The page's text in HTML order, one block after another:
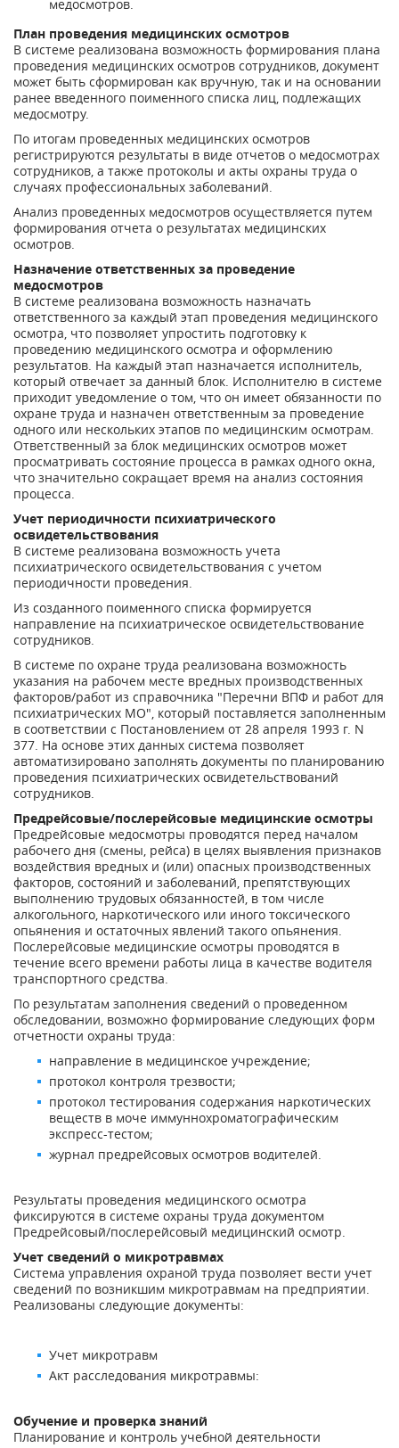
медосмотров.
План проведения медицинских осмотров
В системе реализована возможность формирования плана
проведения медицинских осмотров сотрудников, документ
может быть сформирован как вручную, так и на основании
ранее введенного поименного списка лиц, подлежащих
медосмотру.
По итогам проведенных медицинских осмотров
регистрируются результаты в виде отчетов о медосмотрах
сотрудников, а также протоколы и акты охраны труда о
случаях профессиональных заболеваний.
Анализ проведенных медосмотров осуществляется путем
формирования отчета о результатах медицинских
осмотров.
Назначение ответственных за проведение
медосмотров
В системе реализована возможность назначать
ответственного за каждый этап проведения медицинского
осмотра, что позволяет упростить подготовку к
проведению медицинского осмотра и оформлению
результатов. На каждый этап назначается исполнитель,
который отвечает за данный блок. Исполнителю в системе
приходит уведомление о том, что он имеет обязанности по
охране труда и назначен ответственным за проведение
одного или нескольких этапов по медицинским осмотрам.
Ответственный за блок медицинских осмотров может
просматривать состояние процесса в рамках одного окна,
что значительно сокращает время на анализ состояния
процесса.
Учет периодичности психиатрического
освидетельствования
В системе реализована возможность учета
психиатрического освидетельствования с учетом
периодичности проведения.
Из созданного поименного списка формируется
направление на психиатрическое освидетельствование
сотрудников.
В системе по охране труда реализована возможность
указания на рабочем месте вредных производственных
факторов/работ из справочника "Перечни ВПФ и работ для
психиатрических МО", который поставляется заполненным
в соответствии с Постановлением от 28 апреля 1993 г. N
377. На основе этих данных система позволяет
автоматизировано заполнять документы по планированию
проведения психиатрических освидетельствований
сотрудников.
Предрейсовые/послерейсовые медицинские осмотры
Предрейсовые медосмотры проводятся перед началом
рабочего дня (смены, рейса) в целях выявления признаков
воздействия вредных и (или) опасных производственных
факторов, состояний и заболеваний, препятствующих
выполнению трудовых обязанностей, в том числе
алкогольного, наркотического или иного токсического
опьянения и остаточных явлений такого опьянения.
Послерейсовые медицинские осмотры проводятся в
течение всего времени работы лица в качестве водителя
транспортного средства.
По результатам заполнения сведений о проведенном
обследовании, возможно формирование следующих форм
отчетности охраны труда:
направление в медицинское учреждение;
протокол контроля трезвости;
протокол тестирования содержания наркотических
веществ в моче иммуннохроматографическим
экспресс-тестом;
журнал предрейсовых осмотров водителей.
Результаты проведения медицинского осмотра
фиксируются в системе охраны труда документом
Предрейсовый/послерейсовый медицинский осмотр.
Учет сведений о микротравмах
Система управления охраной труда позволяет вести учет
сведений по возникшим микротравмам на предприятии.
Реализованы следующие документы:
Учет микротравм
Акт расследования микротравмы:
Обучение и проверка знаний
Планирование и контроль учебной деятельности